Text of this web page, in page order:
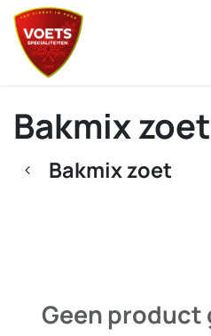
Overslaan naar inhoud
Bakmix zoet
Bakmix zoet
Geen